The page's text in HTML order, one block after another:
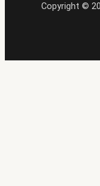
Copyright ©